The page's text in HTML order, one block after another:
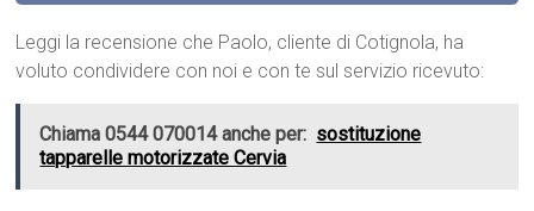
Leggi la recensione che Paolo, cliente di Cotignola, ha
voluto condividere con noi e con te sul servizio ricevuto:
Chiama 0544 070014 anche per: sostituzione
tapparelle motorizzate Cervia